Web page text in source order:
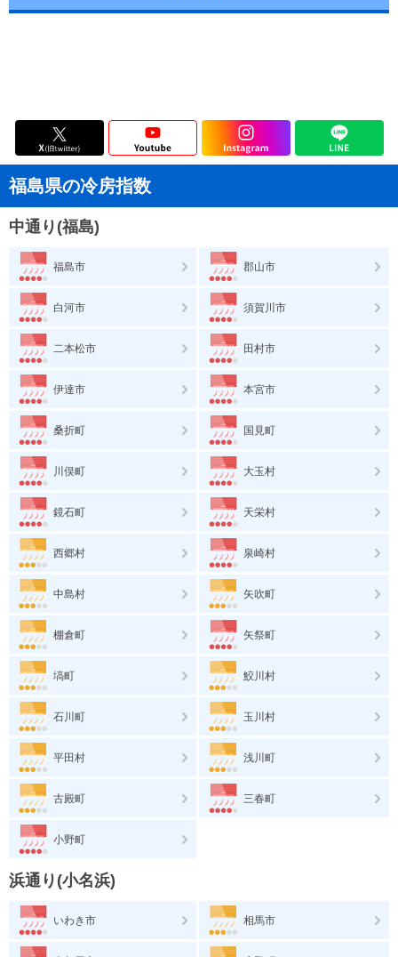
福島県の冷房指数
中通り(福島)
福島市 郡山市
白河市 須賀川市
二本松市 田村市
伊達市 本宮市
桑折町 国見町
川俣町 大玉村
鏡石町 天栄村
西郷村 泉崎村
中島村 矢吹町
棚倉町 矢祭町
塙町 鮫川村
石川町 玉川村
平田村 浅川町
古殿町 三春町
小野町
浜通り(小名浜)
いわき市 相馬市